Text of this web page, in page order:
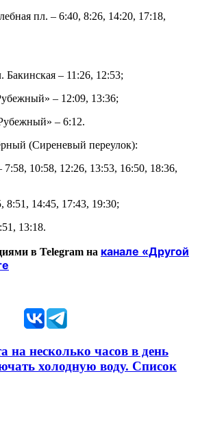
пл. – 6:40, 8:26, 14:20, 17:18,
– 11:26, 12:53;
– 12:09, 13:36;
– 6:12.
(Сиреневый переулок):
10:58, 12:26, ​​13:53, 16:50, 18:36,
8:51, 14:45, 17:43, 19:30;
13:18.
в Telegram на канале «Другой
на несколько часов в день
холодную воду. Список